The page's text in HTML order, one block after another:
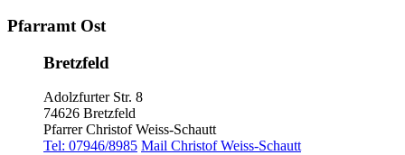
Pfarramt Ost
Bretzfeld
Adolzfurter Str. 8
74626 Bretzfeld
Pfarrer Christof Weiss-Schautt
Tel: 07946/8985 Mail Christof Weiss-Schautt